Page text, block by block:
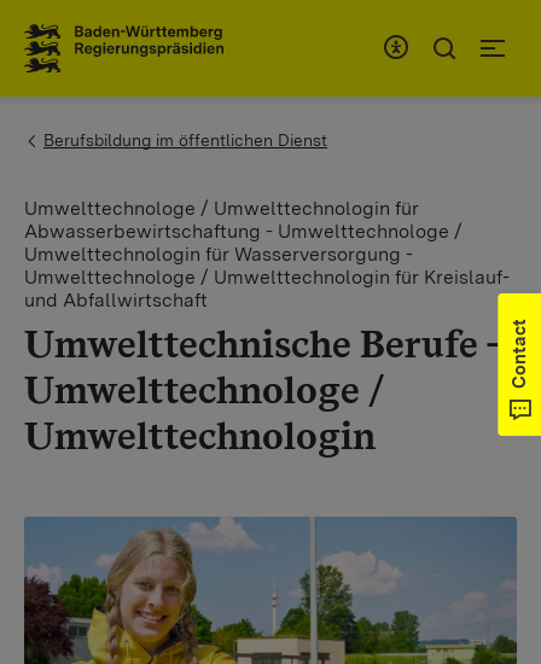
You are here:
Berufsbildung im öffentlichen Dienst
Umwelttechnologe / Umwelttechnologin für
Abwasserbewirtschaftung - Umwelttechnologe /
Umwelttechnologin für Wasserversorgung -
Umwelttechnologe / Umwelttechnologin für Kreislauf-
und Abfallwirtschaft
Umwelttechnische Berufe -
Umwelttechnologe /
Umwelttechnologin
Contact